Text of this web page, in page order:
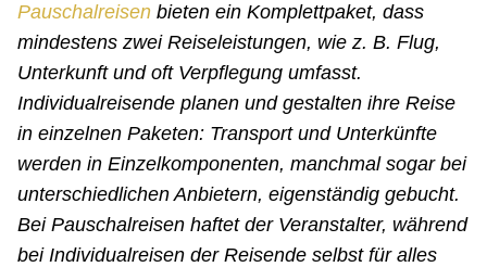
Pauschalreisen bieten ein Komplettpaket, dass
mindestens zwei Reiseleistungen, wie z. B. Flug,
Unterkunft und oft Verpflegung umfasst.
Individualreisende planen und gestalten ihre Reise
in einzelnen Paketen: Transport und Unterkünfte
werden in Einzelkomponenten, manchmal sogar bei
unterschiedlichen Anbietern, eigenständig gebucht.
Bei Pauschalreisen haftet der Veranstalter, während
bei Individualreisen der Reisende selbst für alles